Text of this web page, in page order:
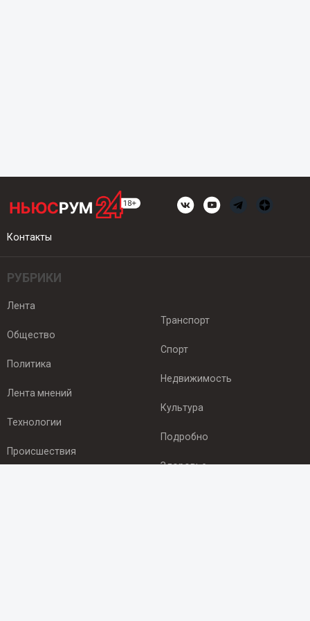
Контакты
РУБРИКИ
Лента
Общество
Политика
Лента мнений
Технологии
Происшествия
Транспорт
Спорт
Недвижимость
Культура
Подробно
Здоровье